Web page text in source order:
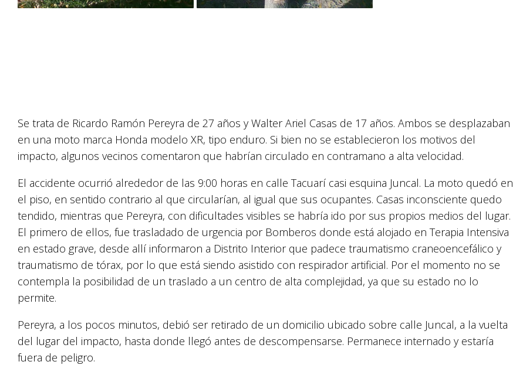
Se trata de Ricardo Ramón Pereyra de 27 años y Walter Ariel Casas de 17 años. Ambos se desplazaban
en una moto marca Honda modelo XR, tipo enduro. Si bien no se establecieron los motivos del
impacto, algunos vecinos comentaron que habrían circulado en contramano a alta velocidad.
El accidente ocurrió alrededor de las 9:00 horas en calle Tacuarí casi esquina Juncal. La moto quedó en
el piso, en sentido contrario al que circularían, al igual que sus ocupantes. Casas inconsciente quedo
tendido, mientras que Pereyra, con dificultades visibles se habría ido por sus propios medios del lugar.
El primero de ellos, fue trasladado de urgencia por Bomberos donde está alojado en Terapia Intensiva
en estado grave, desde allí informaron a Distrito Interior que padece traumatismo craneoencefálico y
traumatismo de tórax, por lo que está siendo asistido con respirador artificial. Por el momento no se
contempla la posibilidad de un traslado a un centro de alta complejidad, ya que su estado no lo
permite.
Pereyra, a los pocos minutos, debió ser retirado de un domicilio ubicado sobre calle Juncal, a la vuelta
del lugar del impacto, hasta donde llegó antes de descompensarse. Permanece internado y estaría
fuera de peligro.